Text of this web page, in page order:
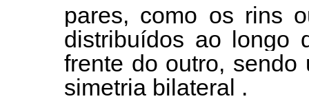
pares, como os rins
distribuídos ao longo
frente do outro, sendo
simetria bilateral .